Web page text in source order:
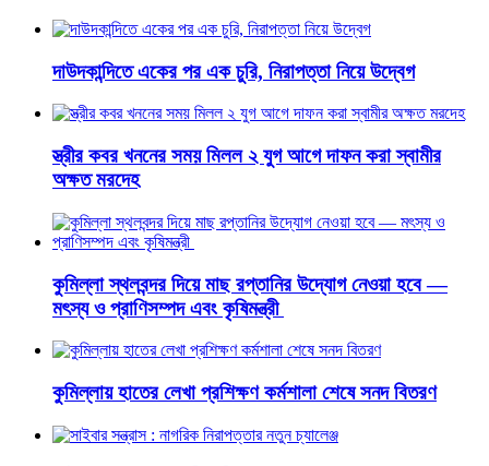
দাউদকান্দিতে একের পর এক চুরি, নিরাপত্তা নিয়ে উদ্বেগ
স্ত্রীর কবর খননের সময় মিলল ২ যুগ আগে দাফন করা স্বামীর
অক্ষত মরদেহ
কুমিল্লা স্থলবন্দর দিয়ে মাছ রপ্তানির উদ্যোগ নেওয়া হবে —
মৎস্য ও প্রাণিসম্পদ এবং কৃষিমন্ত্রী
কুমিল্লায় হাতের লেখা প্রশিক্ষণ কর্মশালা শেষে সনদ বিতরণ